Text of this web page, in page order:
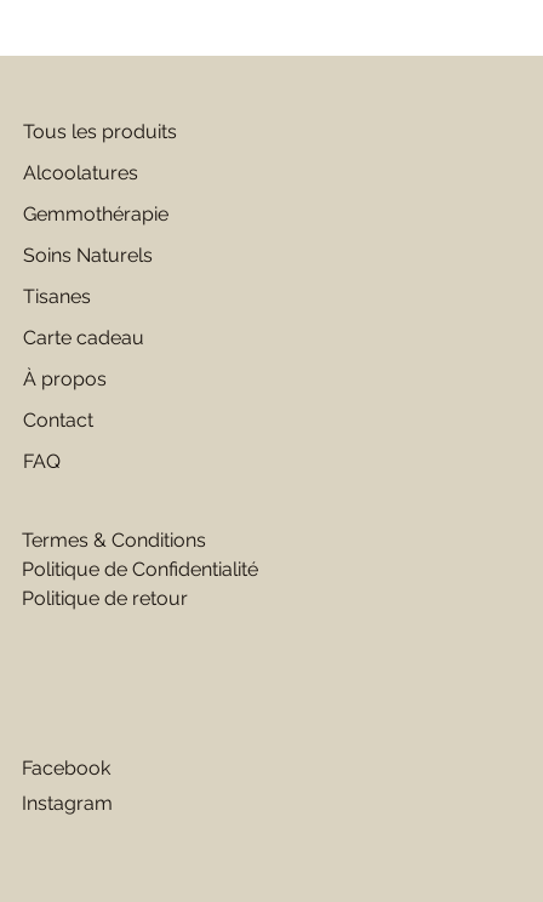
Tous les produits
Alcoolatures
Gemmothérapie
Soins Naturels
Tisanes
Carte cadeau
À propos
Contact
FAQ
Termes & Conditions
Politique de Confidentialité
Politique de retour
Facebook
Instagram